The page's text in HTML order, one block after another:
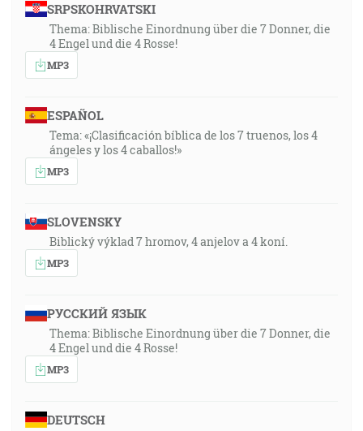
SRPSKOHRVATSKI
Thema: Biblische Einordnung über die 7 Donner, die
4 Engel und die 4 Rosse!
MP3
ESPAÑOL
Tema: «¡Clasificación bíblica de los 7 truenos, los 4
ángeles y los 4 caballos!»
MP3
SLOVENSKY
Biblický výklad 7 hromov, 4 anjelov a 4 koní.
MP3
РУССКИЙ ЯЗЫК
Thema: Biblische Einordnung über die 7 Donner, die
4 Engel und die 4 Rosse!
MP3
DEUTSCH